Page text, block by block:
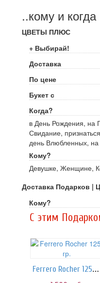
..кому и
ЦВЕТЫ ПЛЮС
+ Выбирай!
Доставка
По цене
Букет с
Когда?
в День Рождения, на
Свидание,
день Влюбленных,
Кому?
Девушке, Женщине,
Доставка Подарков
Кому?
C этим
Ferrero Rocher 125 гр.